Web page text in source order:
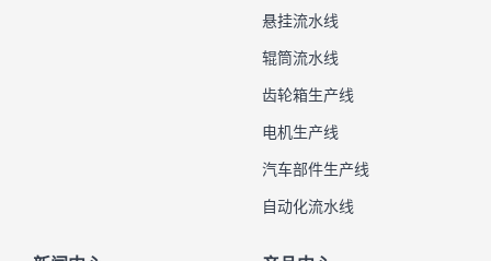
悬挂流水线
辊筒流水线
齿轮箱生产线
电机生产线
汽车部件生产线
自动化流水线